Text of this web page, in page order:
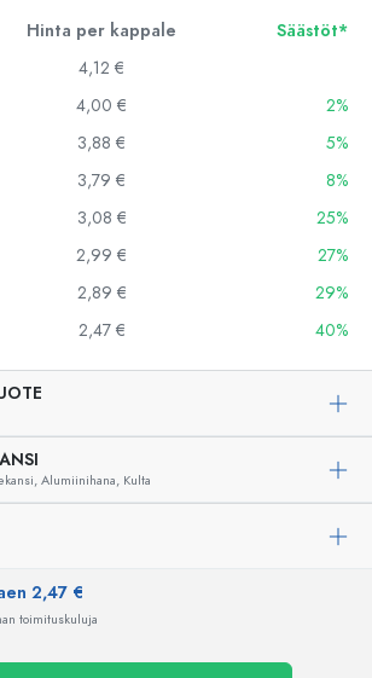
Hinta per kappale
Säästöt*
4,12 €
4,00 €
2%
3,88 €
5%
3,79 €
8%
3,08 €
25%
2,99 €
27%
2,89 €
29%
2,47 € 40%
Alumiinihana, Kulta
2,47 €
toimituskuluja